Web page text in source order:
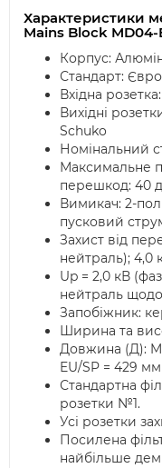
Характеристики
Mains Block MD04-
Корпус:
Стандарт:
Вхідна
Вихідні
Schuko
Номінальний
Максимальне
перешкод: 40
Вимикач: 2-
пусковий
Захист від
нейтраль); 4,0
Up = 2,0 кВ
нейтраль
Запобіжник:
Ширина та
Довжина (Д):
EU/SP = 429 мм
Стандартна
розетки №1.
Усі розетки
Посилена
найбільше